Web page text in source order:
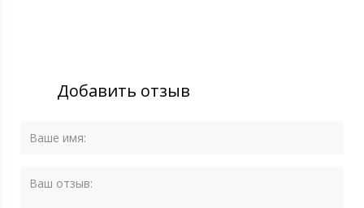
Добавить отзыв